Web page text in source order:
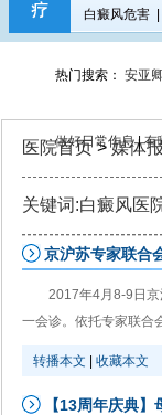
白癜风危害
热门搜索： 安亚卿
做好日常作息|有
医院首页>媒体
关键词:白癜风医
京沪苏专家联合
2017年4月8-9日
一会诊。依托专家联合
转播本文 收藏本文
【13周年庆典